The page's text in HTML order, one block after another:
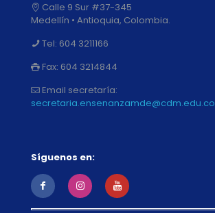
Calle 9 Sur #37-345
Medellín • Antioquia, Colombia.
Tel: 604 3211166
Fax: 604 3214844
Email secretaría:
secretaria.ensenanzamde@cdm.edu.co
Síguenos en: